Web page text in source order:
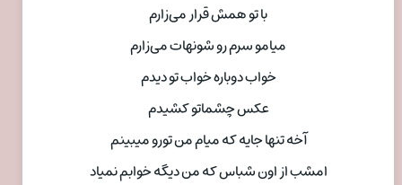
با تو همش قرار می‌زارم
میامو سرم رو شونهات می‌زارم
خواب دوباره خواب تو دیدم
عکس چشماتو کشیدم
آخه تنها جایه که میام من تورو میبینم
امشب از اون شباس که من دیگه خوابم نمیاد